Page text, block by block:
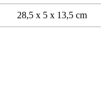
28,5 х 5 х 13,5 сm